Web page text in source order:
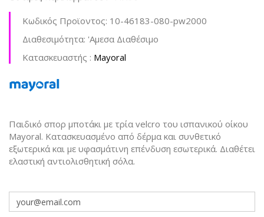
Κωδικός Προϊοντος: 10-46183-080-pw2000
Διαθεσιμότητα: 'Aμεσα Διαθέσιμο
Kατασκευαστής : Mayoral
Παιδικό σπορ μποτάκι με τρία velcro του ισπανικού οίκου
Mayoral. Κατασκευασμένο από δέρμα και συνθετικό
εξωτερικά και με υφασμάτινη επένδυση εσωτερικά. Διαθέτει
ελαστική αντιολισθητική σόλα.